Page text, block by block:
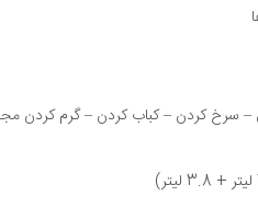
– سرخ کردن – کباب کردن – گرم کردن